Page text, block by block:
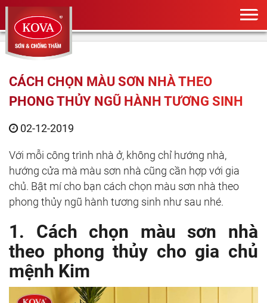
CÁCH CHỌN MÀU SƠN NHÀ THEO
PHONG THỦY NGŨ HÀNH TƯƠNG SINH
02-12-2019
Với mỗi công trình nhà ở, không chỉ hướng nhà,
hướng cửa mà màu sơn nhà cũng cần hợp với gia
chủ. Bật mí cho bạn cách chọn màu sơn nhà theo
phong thủy ngũ hành tương sinh như sau nhé.
1. Cách chọn màu sơn nhà
theo phong thủy cho gia chủ
mệnh Kim